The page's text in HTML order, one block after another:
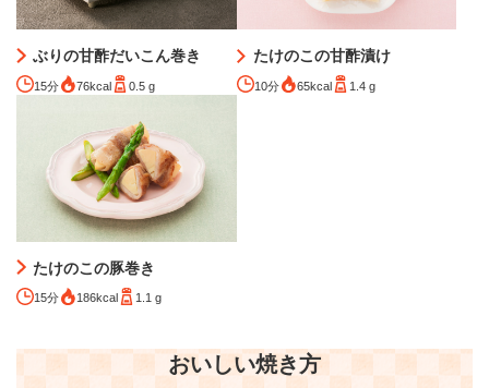
ぶりの甘酢だいこん巻き
15分 76kcal 0.5 g
たけのこの甘酢漬け
10分 65kcal 1.4 g
たけのこの豚巻き
15分 186kcal 1.1 g
おいしい焼き方